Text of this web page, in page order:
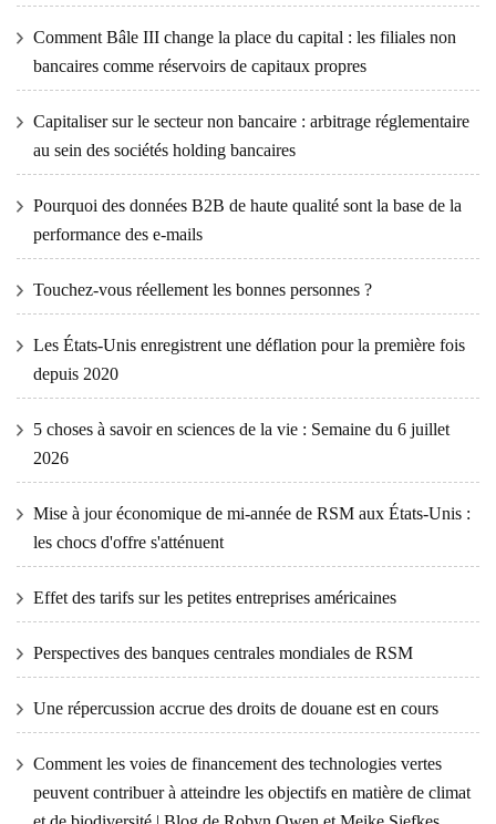
Comment Bâle III change la place du capital : les filiales non
bancaires comme réservoirs de capitaux propres
Capitaliser sur le secteur non bancaire : arbitrage réglementaire
au sein des sociétés holding bancaires
Pourquoi des données B2B de haute qualité sont la base de la
performance des e-mails
Touchez-vous réellement les bonnes personnes ?
Les États-Unis enregistrent une déflation pour la première fois
depuis 2020
5 choses à savoir en sciences de la vie : Semaine du 6 juillet
2026
Mise à jour économique de mi-année de RSM aux États-Unis :
les chocs d'offre s'atténuent
Effet des tarifs sur les petites entreprises américaines
Perspectives des banques centrales mondiales de RSM
Une répercussion accrue des droits de douane est en cours
Comment les voies de financement des technologies vertes
peuvent contribuer à atteindre les objectifs en matière de climat